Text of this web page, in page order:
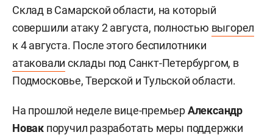
Склад в Самарской области, на который
совершили атаку 2 августа, полностью выгорел
к 4 августа. После этого беспилотники
атаковали склады под Санкт-Петербургом, в
Подмосковье, Тверской и Тульской области.
На прошлой неделе вице-премьерАлександр
Новак поручил разработать меры поддержки